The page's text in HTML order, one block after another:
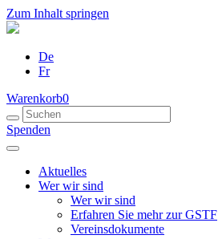
Zum Inhalt springen
De
Fr
Warenkorb0
Spenden
Aktuelles
Wer wir sind
Wer wir sind
Erfahren Sie mehr zur GSTF
Vereinsdokumente